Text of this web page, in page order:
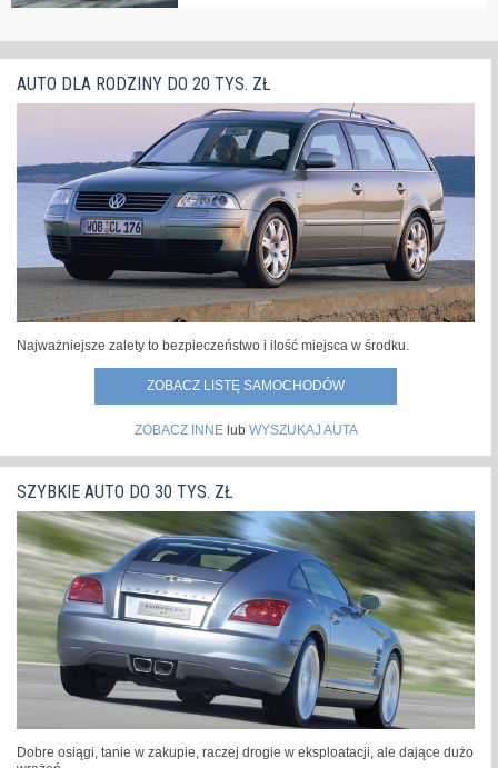
AUTO DLA RODZINY DO 20 TYS. ZŁ
Najważniejsze zalety to bezpieczeństwo i ilość miejsca w środku.
ZOBACZ LISTĘ SAMOCHODÓW
ZOBACZ INNElub WYSZUKAJ AUTA
SZYBKIE AUTO DO 30 TYS. ZŁ
Dobre osiągi, tanie w zakupie, raczej drogie w eksploatacji, ale dające dużo